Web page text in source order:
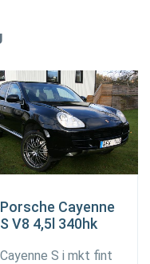
Porsche Cayenne
S V8 4,5l 340hk
Cayenne S i mkt fint